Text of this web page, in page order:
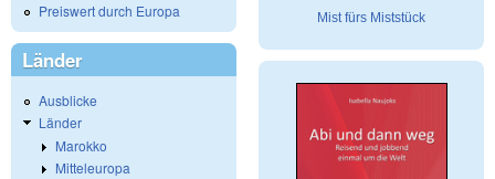
Preiswert durch Europa
Länder
Ausblicke
Länder
Marokko
Mitteleuropa
Mist fürs Miststück